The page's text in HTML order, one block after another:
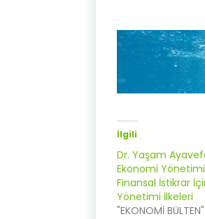
İlgili
Dr. Yaşam
Ekonomi
Finansal İstikrar
Yönetimi İlkeleri
"EKONOMİ